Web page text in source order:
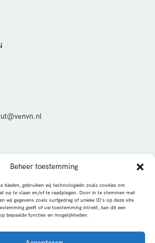
Beheer toestemming
bieden, gebruiken wij technologieën zoals cookies om
op te slaan en/of te raadplegen. Door in te stemmen met
wij gegevens zoals surfgedrag of unieke ID's op deze site
geeft of uw toestemming intrekt, kan dit een
bepaalde functies en mogelijkheden.
Kennisinstituut V&VN worden gefinancierd
van het ministerie van Volksgezondheid,
beheerd door ZonMw.
Algemene voorwaarden